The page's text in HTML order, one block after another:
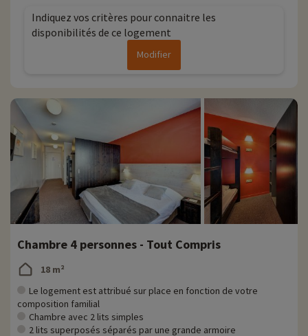
Indiquez vos critères pour connaitre les
disponibilités de ce logement
Modifier
Chambre 4 personnes - Tout Compris
18 m²
Le logement est attribué sur place en fonction de votre
composition familial
Chambre avec 2 lits simples
2 lits superposés séparés par une grande armoire